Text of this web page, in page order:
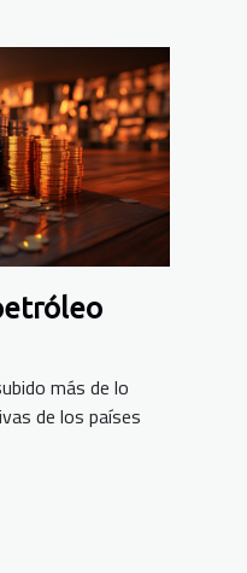
más de lo
de los países